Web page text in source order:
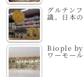
グルテン
識。日本
Biople by
ワーモー